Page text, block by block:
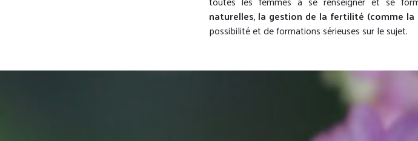
naturelles, la gestion de la fertilité (comme
possibilité et de formations sérieuses sur le sujet.